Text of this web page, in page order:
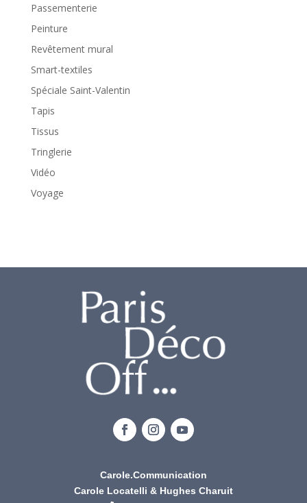
Passementerie
Peinture
Revêtement mural
Smart-textiles
Spéciale Saint-Valentin
Tapis
Tissus
Tringlerie
Vidéo
Voyage
Carole.Communication
Carole Locatelli & Hughes Charuit